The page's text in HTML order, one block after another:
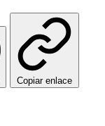
Copiar enlace